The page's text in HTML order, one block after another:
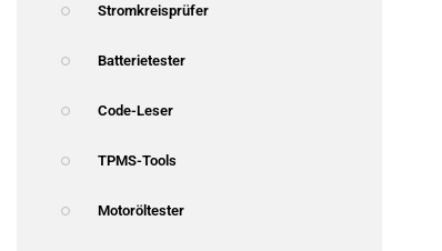
Stromkreisprüfer
Batterietester
Code-Leser
TPMS-Tools
Motoröltester